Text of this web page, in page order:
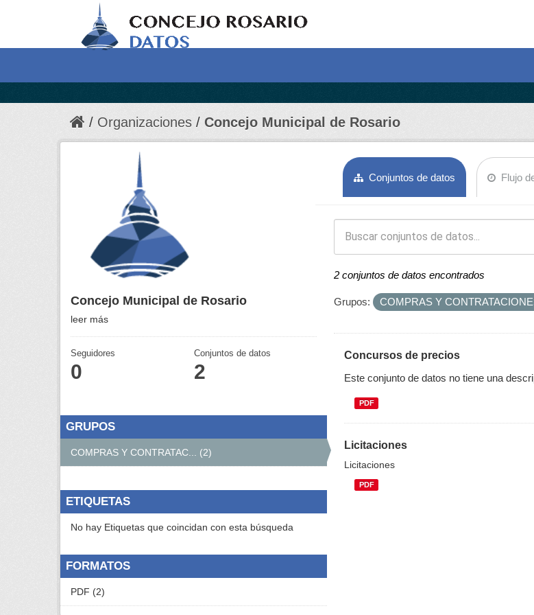
Organizaciones Concejo Municipal de Rosario
Conjuntos de datos Flujo
2 conjuntos de datos encontrados
Grupos: COMPRAS Y
Concursos de precios
Este conjunto de datos no tiene una
PDF
Licitaciones
Licitaciones
PDF
Concejo Municipal de Rosario
leer más
Seguidores
0
Conjuntos de datos
2
GRUPOS
COMPRAS Y CONTRATAC... (2)
ETIQUETAS
No hay Etiquetas que coincidan con esta búsqueda
FORMATOS
PDF (2)